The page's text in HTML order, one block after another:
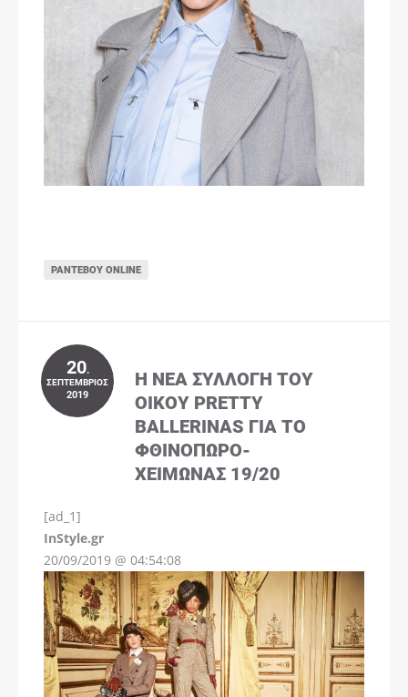
ΡΑΝΤΕΒΟΎ ONLINE
20.
ΣΕΠΤΈΜΒΡΙΟΣ
2019
Η ΝΈΑ ΣΥΛΛΟΓΉ ΤΟΥ
ΟΊΚΟΥ PRETTY
BALLERINAS ΓΙΑ ΤΟ
ΦΘΙΝΌΠΩΡΟ-
ΧΕΙΜΏΝΑΣ 19/20
[ad_1]
InStyle.gr
20/09/2019 @ 04:54:08